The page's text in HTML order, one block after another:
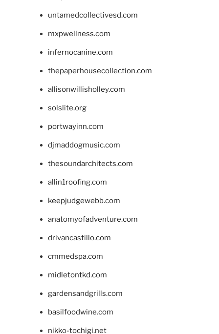
untamedcollectivesd.com
mxpwellness.com
infernocanine.com
thepaperhousecollection.com
allisonwillisholley.com
solslite.org
portwayinn.com
djmaddogmusic.com
thesoundarchitects.com
allin1roofing.com
keepjudgewebb.com
anatomyofadventure.com
drivancastillo.com
cmmedspa.com
midletontkd.com
gardensandgrills.com
basilfoodwine.com
nikko-tochigi.net